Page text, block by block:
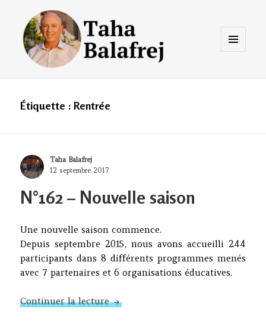
Taha Balafrej Blog
Étiquette :Rentrée
Author
Taha Balafrej
Posted
12 septembre 2017
N°162 – Nouvelle saison
Une nouvelle saison commence.
Depuis septembre 2015, nous avons accueilli 244
participants dans 8 différents programmes menés
avec 7 partenaires et 6 organisations éducatives.
Continuer la lectureN°162 – Nouvelle saison